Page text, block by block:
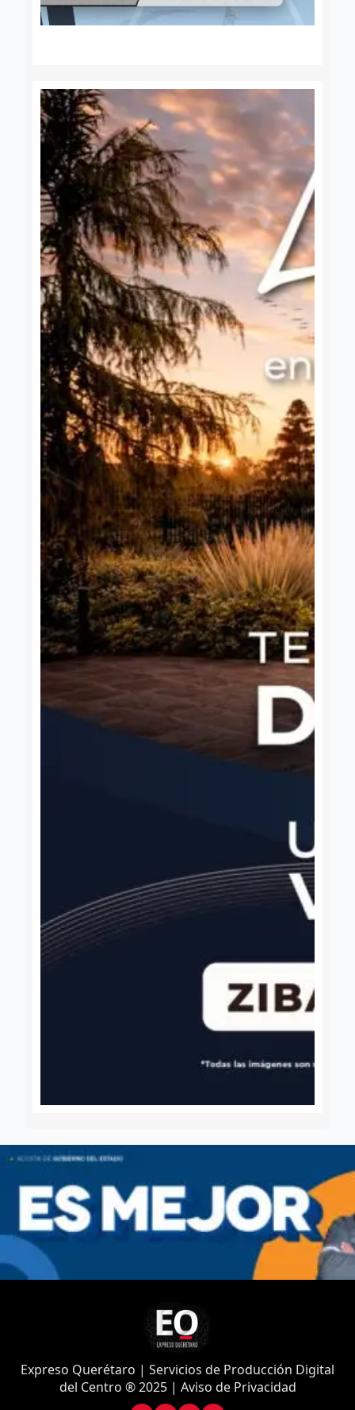
Expreso Querétaro | Servicios de Producción Digital
del Centro ® 2025 | Aviso de Privacidad